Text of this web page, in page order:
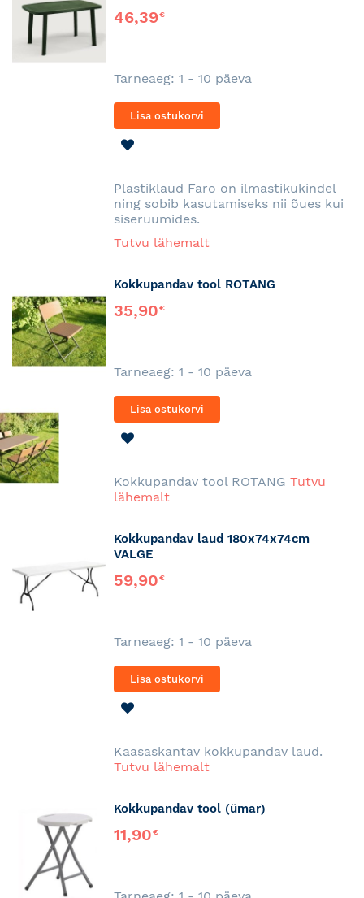
46,39€
Tarneaeg: 1 - 10 päeva
Lisa ostukorvi
Plastiklaud Faro on ilmastikukindel
ning sobib kasutamiseks nii õues kui
siseruumides.
Tutvu lähemalt
Kokkupandav tool ROTANG
35,90€
Tarneaeg: 1 - 10 päeva
Lisa ostukorvi
Kokkupandav tool ROTANG Tutvu
lähemalt
Kokkupandav laud 180x74x74cm
VALGE
59,90€
Tarneaeg: 1 - 10 päeva
Lisa ostukorvi
Kaasaskantav kokkupandav laud.
Tutvu lähemalt
Kokkupandav tool (ümar)
11,90€